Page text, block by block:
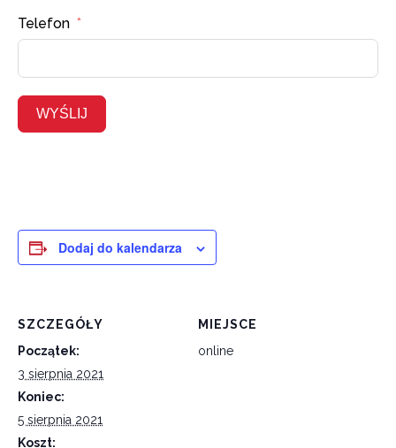
Telefon
WYŚLIJ
Dodaj do kalendarza
SZCZEGÓŁY
Początek:
3 sierpnia 2021
Koniec:
5 sierpnia 2021
Koszt:
MIEJSCE
online